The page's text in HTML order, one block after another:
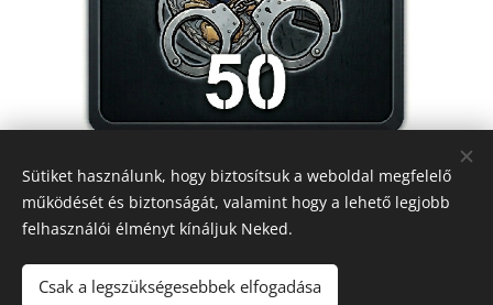
ÉN IS VAGYOK! Mozgássérültek
Minden jog fenntartva!
5000 Szolnok, Besenyszögi út 17.
Sütiket használunk, hogy biztosítsuk a weboldal megfelelő
működését és biztonságát, valamint hogy a lehető legjobb
felhasználói élményt kínáljuk Neked.
Csak a legszükségesebbek elfogadása